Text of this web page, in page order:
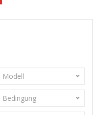
Modell
Bedingung